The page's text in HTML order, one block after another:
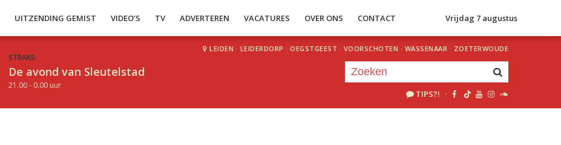
UITZENDING GEMIST VIDEO’S TV ADVERTEREN VACATURES OVER ONS CONTACT Vrijdag 7 augustus
STRAKS:
De avond van Sleutelstad
21.00 - 0.00 uur
LEIDEN · LEIDERDORP · OEGSTGEEST · VOORSCHOTEN · WASSENAAR · ZOETERWOUDE
TIPS?! ·